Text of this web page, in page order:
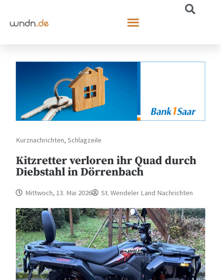
Kurznachrichten,Schlagzeile
Kitzretter verloren ihr Quad durch
Diebstahl in Dörrenbach
Mittwoch, 13. Mai 2026 St. Wendeler Land Nachrichten